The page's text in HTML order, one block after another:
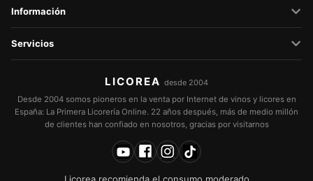
Información
Servicios
LICOREA desde 2004
Desde 2004 somos pioneros en la venta por Internet de vinos y licores en
España: La Primera Licorería Online. 22 años después, más de medio millón
de clientes han confiado en nosotros, gracias por visitarnos